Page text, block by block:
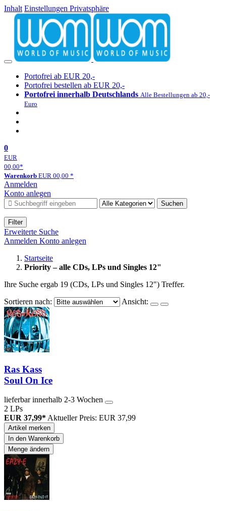
Inhalt Einstellungen Privatsphäre
Portofrei ab EUR 20,-
Portofrei bestellen ab EUR 20,-
Portofrei innerhalb Deutschlands Alle Bestellungen ab 20,-
Euro
0
EUR
00,00*
Warenkorb EUR 00,00 *
Anmelden
Konto anlegen
Suchen
Filter
Erweiterte Suche
Anmelden Konto anlegen
Startseite
Priority – alle CDs, LPs und Singles 12"
Ihre Suche ergab 19 (CDs, LPs und Singles 12") Treffer.
Sortieren nach:
Ansicht:
Ras Kass
Soul On Ice
lieferbar innerhalb 2-3 Wochen
2 LPs
EUR 37,99*Aktueller Preis: EUR 37,99
Artikel merken
In den Warenkorb
Menge ändern